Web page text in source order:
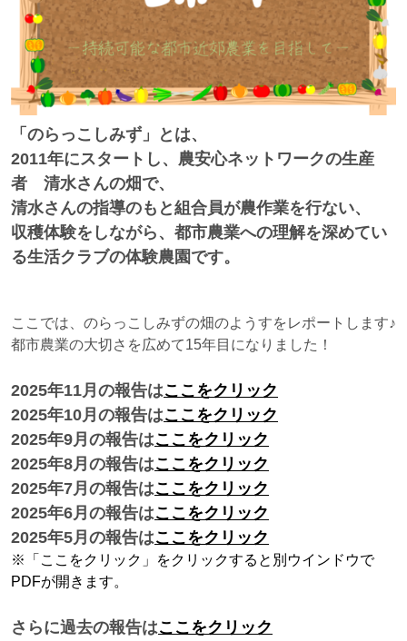
「のらっこしみず」とは、
2011年にスタートし、農安心ネットワークの生産
者 清水さんの畑で、
清水さんの指導のもと組合員が農作業を行ない、
収穫体験をしながら、都市農業への理解を深めてい
る生活クラブの体験農園です。
ここでは、のらっこしみずの畑のようすをレポートします♪
都市農業の大切さを広めて15年目になりました！
2025年11月の報告はここをクリック
2025年10月の報告はここをクリック
2025年9月の報告はここをクリック
2025年8月の報告はここをクリック
2025年7月の報告はここをクリック
2025年6月の報告はここをクリック
2025年5月の報告はここをクリック
※「ここをクリック」をクリックすると別ウインドウで
PDFが開きます。
さらに過去の報告はここをクリック